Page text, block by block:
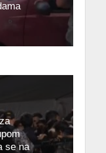
se na